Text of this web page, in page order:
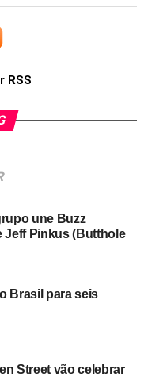
RSS
une Buzz
Jeff Pinkus (Butthole
Brasil para seis
Street vão celebrar